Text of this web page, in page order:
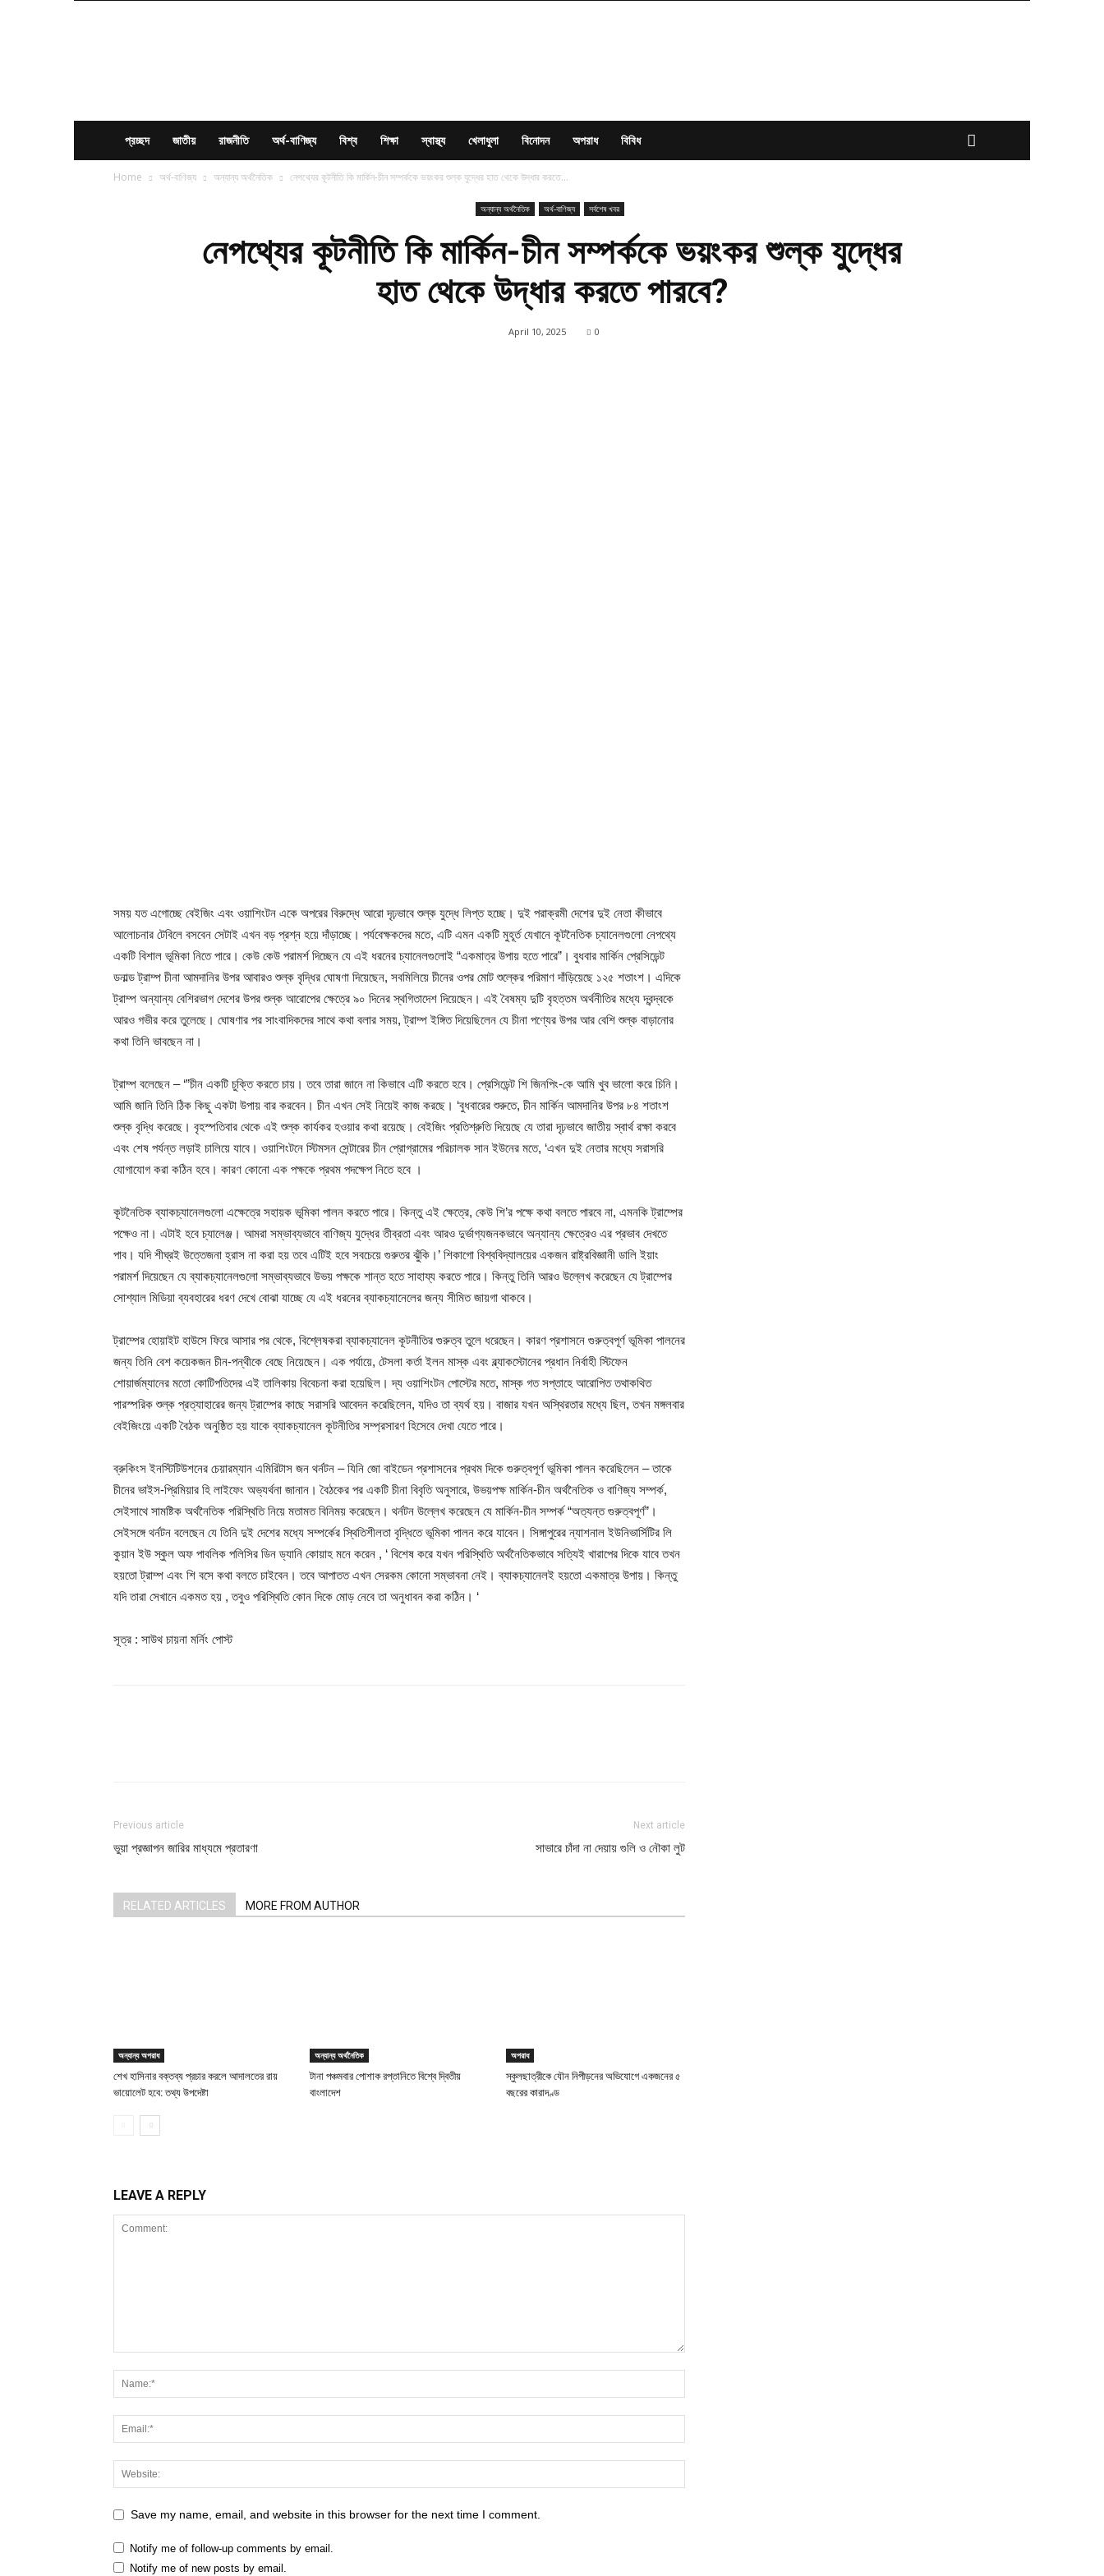
প্রচ্ছদ জাতীয় রাজনীতি অর্থ-বাণিজ্য বিশ্ব শিক্ষা স্বাস্থ্য খেলাধুলা বিনোদন অপরাধ বিবিধ
Home অর্থ-বাণিজ্য অন্যান্য অর্থনৈতিক নেপথ্যের কূটনীতি কি মার্কিন-চীন সম্পর্ককে ভয়ংকর শুল্ক যুদ্ধের হাত থেকে উদ্ধার করতে...
অন্যান্য অর্থনৈতিক অর্থ-বাণিজ্য সর্বশেষ খবর
নেপথ্যের কূটনীতি কি মার্কিন-চীন সম্পর্ককে ভয়ংকর শুল্ক যুদ্ধের
হাত থেকে উদ্ধার করতে পারবে?
April 10, 2025 0
সময় যত এগোচ্ছে বেইজিং এবং ওয়াশিংটন একে অপরের বিরুদ্ধে আরো দৃঢ়ভাবে শুল্ক যুদ্ধে লিপ্ত হচ্ছে। দুই পরাক্রমী দেশের দুই নেতা কীভাবে
আলোচনার টেবিলে বসবেন সেটাই এখন বড় প্রশ্ন হয়ে দাঁড়াচ্ছে। পর্যবেক্ষকদের মতে, এটি এমন একটি মুহূর্ত যেখানে কূটনৈতিক চ্যানেলগুলো নেপথ্যে
একটি বিশাল ভূমিকা নিতে পারে। কেউ কেউ পরামর্শ দিচ্ছেন যে এই ধরনের চ্যানেলগুলোই “একমাত্র উপায় হতে পারে”। বুধবার মার্কিন প্রেসিডেন্ট
ডনাল্ড ট্রাম্প চীনা আমদানির উপর আবারও শুল্ক বৃদ্ধির ঘোষণা দিয়েছেন, সবমিলিয়ে চীনের ওপর মোট শুল্কের পরিমাণ দাঁড়িয়েছে ১২৫ শতাংশ। এদিকে
ট্রাম্প অন্যান্য বেশিরভাগ দেশের উপর শুল্ক আরোপের ক্ষেত্রে ৯০ দিনের স্থগিতাদেশ দিয়েছেন। এই বৈষম্য দুটি বৃহত্তম অর্থনীতির মধ্যে দ্বন্দ্বকে
আরও গভীর করে তুলেছে। ঘোষণার পর সাংবাদিকদের সাথে কথা বলার সময়, ট্রাম্প ইঙ্গিত দিয়েছিলেন যে চীনা পণ্যের উপর আর বেশি শুল্ক বাড়ানোর
কথা তিনি ভাবছেন না।
ট্রাম্প বলেছেন – ‘”চীন একটি চুক্তি করতে চায়। তবে তারা জানে না কিভাবে এটি করতে হবে। প্রেসিডেন্ট শি জিনপিং-কে আমি খুব ভালো করে চিনি।
আমি জানি তিনি ঠিক কিছু একটা উপায় বার করবেন। চীন এখন সেই নিয়েই কাজ করছে। ‘বুধবারের শুরুতে, চীন মার্কিন আমদানির উপর ৮৪ শতাংশ
শুল্ক বৃদ্ধি করেছে। বৃহস্পতিবার থেকে এই শুল্ক কার্যকর হওয়ার কথা রয়েছে। বেইজিং প্রতিশ্রুতি দিয়েছে যে তারা দৃঢ়ভাবে জাতীয় স্বার্থ রক্ষা করবে
এবং শেষ পর্যন্ত লড়াই চালিয়ে যাবে। ওয়াশিংটনে স্টিমসন সেন্টারের চীন প্রোগ্রামের পরিচালক সান ইউনের মতে, ‘এখন দুই নেতার মধ্যে সরাসরি
যোগাযোগ করা কঠিন হবে। কারণ কোনো এক পক্ষকে প্রথম পদক্ষেপ নিতে হবে ।
কূটনৈতিক ব্যাকচ্যানেলগুলো এক্ষেত্রে সহায়ক ভূমিকা পালন করতে পারে। কিন্তু এই ক্ষেত্রে, কেউ শি’র পক্ষে কথা বলতে পারবে না, এমনকি ট্রাম্পের
পক্ষেও না। এটাই হবে চ্যালেঞ্জ। আমরা সম্ভাব্যভাবে বাণিজ্য যুদ্ধের তীব্রতা এবং আরও দুর্ভাগ্যজনকভাবে অন্যান্য ক্ষেত্রেও এর প্রভাব দেখতে
পাব। যদি শীঘ্রই উত্তেজনা হ্রাস না করা হয় তবে এটিই হবে সবচেয়ে গুরুতর ঝুঁকি।’ শিকাগো বিশ্ববিদ্যালয়ের একজন রাষ্ট্রবিজ্ঞানী ডালি ইয়াং
পরামর্শ দিয়েছেন যে ব্যাকচ্যানেলগুলো সম্ভাব্যভাবে উভয় পক্ষকে শান্ত হতে সাহায্য করতে পারে। কিন্তু তিনি আরও উল্লেখ করেছেন যে ট্রাম্পের
সোশ্যাল মিডিয়া ব্যবহারের ধরণ দেখে বোঝা যাচ্ছে যে এই ধরনের ব্যাকচ্যানেলের জন্য সীমিত জায়গা থাকবে।
ট্রাম্পের হোয়াইট হাউসে ফিরে আসার পর থেকে, বিশ্লেষকরা ব্যাকচ্যানেল কূটনীতির গুরুত্ব তুলে ধরেছেন। কারণ প্রশাসনে গুরুত্বপূর্ণ ভূমিকা পালনের
জন্য তিনি বেশ কয়েকজন চীন-পন্থীকে বেছে নিয়েছেন। এক পর্যায়ে, টেসলা কর্তা ইলন মাস্ক এবং ব্ল্যাকস্টোনের প্রধান নির্বাহী স্টিফেন
শোয়ার্জম্যানের মতো কোটিপতিদের এই তালিকায় বিবেচনা করা হয়েছিল। দ্য ওয়াশিংটন পোস্টের মতে, মাস্ক গত সপ্তাহে আরোপিত তথাকথিত
পারস্পরিক শুল্ক প্রত্যাহারের জন্য ট্রাম্পের কাছে সরাসরি আবেদন করেছিলেন, যদিও তা ব্যর্থ হয়। বাজার যখন অস্থিরতার মধ্যে ছিল, তখন মঙ্গলবার
বেইজিংয়ে একটি বৈঠক অনুষ্ঠিত হয় যাকে ব্যাকচ্যানেল কূটনীতির সম্প্রসারণ হিসেবে দেখা যেতে পারে।
ব্রুকিংস ইনস্টিটিউশনের চেয়ারম্যান এমিরিটাস জন থর্নটন – যিনি জো বাইডেন প্রশাসনের প্রথম দিকে গুরুত্বপূর্ণ ভূমিকা পালন করেছিলেন – তাকে
চীনের ভাইস-প্রিমিয়ার হি লাইফেং অভ্যর্থনা জানান। বৈঠকের পর একটি চীনা বিবৃতি অনুসারে, উভয়পক্ষ মার্কিন-চীন অর্থনৈতিক ও বাণিজ্য সম্পর্ক,
সেইসাথে সামষ্টিক অর্থনৈতিক পরিস্থিতি নিয়ে মতামত বিনিময় করেছেন। থর্নটন উল্লেখ করেছেন যে মার্কিন-চীন সম্পর্ক “অত্যন্ত গুরুত্বপূর্ণ”।
সেইসঙ্গে থর্নটন বলেছেন যে তিনি দুই দেশের মধ্যে সম্পর্কের স্থিতিশীলতা বৃদ্ধিতে ভূমিকা পালন করে যাবেন। সিঙ্গাপুরের ন্যাশনাল ইউনিভার্সিটির লি
কুয়ান ইউ স্কুল অফ পাবলিক পলিসির ডিন ড্যানি কোয়াহ মনে করেন , ‘ বিশেষ করে যখন পরিস্থিতি অর্থনৈতিকভাবে সত্যিই খারাপের দিকে যাবে তখন
হয়তো ট্রাম্প এবং শি বসে কথা বলতে চাইবেন। তবে আপাতত এখন সেরকম কোনো সম্ভাবনা নেই। ব্যাকচ্যানেলই হয়তো একমাত্র উপায়। কিন্তু
যদি তারা সেখানে একমত হয় , তবুও পরিস্থিতি কোন দিকে মোড় নেবে তা অনুধাবন করা কঠিন। ‘
সূত্র : সাউথ চায়না মর্নিং পোস্ট
Previous article
ভুয়া প্রজ্ঞাপন জারির মাধ্যমে প্রতারণা
Next article
সাভারে চাঁদা না দেয়ায় গুলি ও নৌকা লুট
RELATED ARTICLES MORE FROM AUTHOR
অন্যান্য অপরাধ
শেখ হাসিনার বক্তব্য প্রচার করলে আদালতের রায়
ভায়োলেট হবে: তথ্য উপদেষ্টা
অন্যান্য অর্থনৈতিক
টানা পঞ্চমবার পোশাক রপ্তানিতে বিশ্বে দ্বিতীয়
বাংলাদেশ
অপরাধ
স্কুলছাত্রীকে যৌন নিপীড়নের অভিযোগে একজনের ৫
বছরের কারাদণ্ড
LEAVE A REPLY
Save my name, email, and website in this browser for the next time I comment.
Notify me of follow-up comments by email.
Notify me of new posts by email.